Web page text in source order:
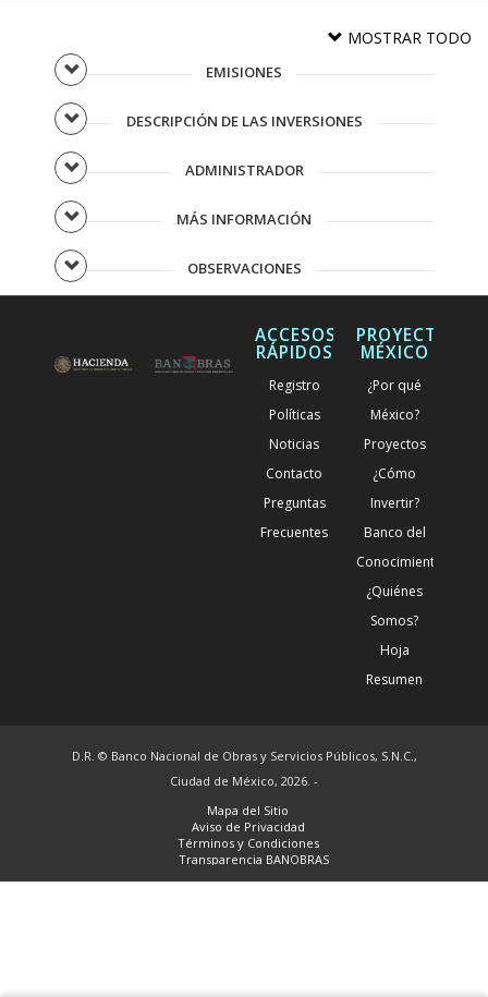
MOSTRAR TODO
EMISIONES
DESCRIPCIÓN DE LAS INVERSIONES
ADMINISTRADOR
MÁS INFORMACIÓN
OBSERVACIONES
ACCESOS
RÁPIDOS
Registro
Políticas
Noticias
Contacto
Preguntas
Frecuentes
PROYECTOS
MÉXICO
¿Por qué
México?
Proyectos
¿Cómo
Invertir?
Banco del
Conocimiento
¿Quiénes
Somos?
Hoja
Resumen
D.R. © Banco Nacional de Obras y Servicios Públicos, S.N.C.,
Ciudad de México, 2026. -
Mapa del Sitio
Aviso de Privacidad
Términos y Condiciones
Transparencia BANOBRAS